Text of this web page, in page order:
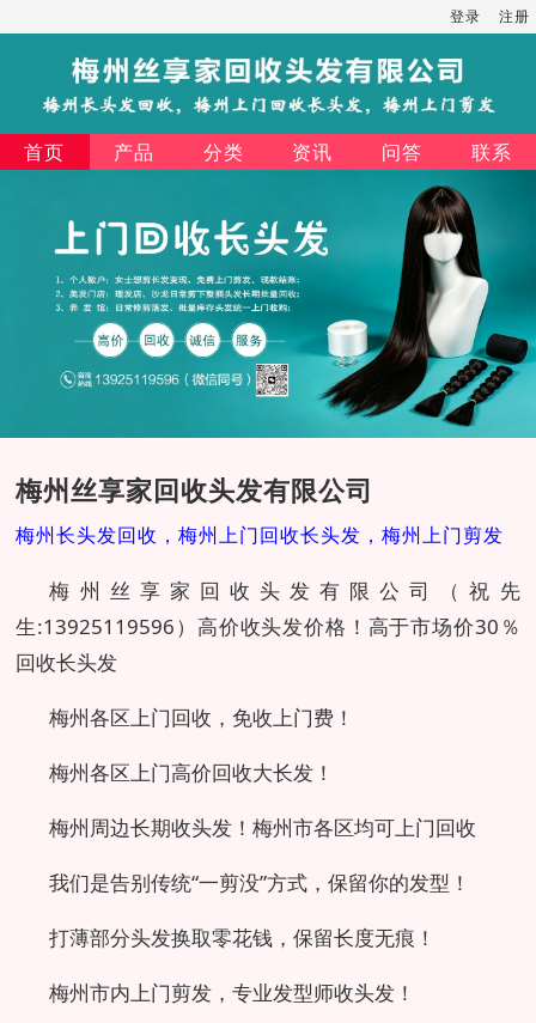
登录 注册
首页 产品 分类 资讯 问答 联系
梅州丝享家回收头发有限公司
梅州长头发回收，梅州上门回收长头发，梅州上门剪发
梅州丝享家回收头发有限公司（祝先
生:13925119596）高价收头发价格！高于市场价30％
回收长头发
梅州各区上门回收，免收上门费！
梅州各区上门高价回收大长发！
梅州周边长期收头发！梅州市各区均可上门回收
我们是告别传统“一剪没”方式，保留你的发型！
打薄部分头发换取零花钱，保留长度无痕！
梅州市内上门剪发，专业发型师收头发！